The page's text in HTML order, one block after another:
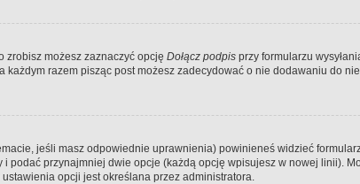
zrobisz możesz zaznaczyć opcję Dołącz podpis przy formularzu
razem pisząc post możesz zadecydować o nie dodawaniu do
jeśli masz odpowiednie uprawnienia) powinieneś widzieć
podać przynajmniej dwie opcje (każdą opcję wpisujesz w nowej linii).
opcji jest określana przez administratora.